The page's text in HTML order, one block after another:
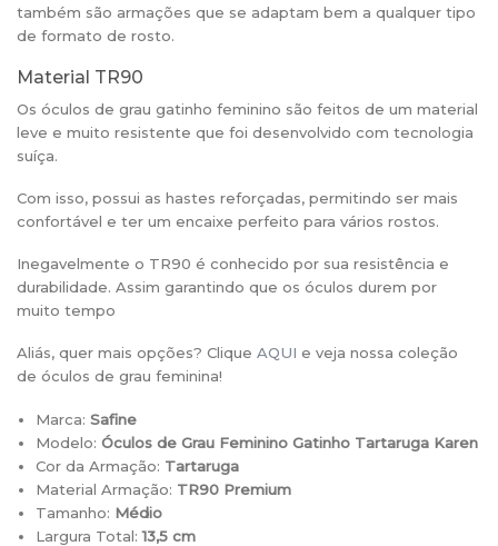
também são armações que se adaptam bem a qualquer tipo
de formato de rosto.
Material TR90
Os óculos de grau gatinho feminino são feitos de um material
leve e muito resistente que foi desenvolvido com tecnologia
suíça.
Com isso, possui as hastes reforçadas, permitindo ser mais
confortável e ter um encaixe perfeito para vários rostos.
Inegavelmente o TR90 é conhecido por sua resistência e
durabilidade. Assim garantindo que os óculos durem por
muito tempo
Aliás, quer mais opções? Clique AQUI e veja nossa coleção
de óculos de grau feminina!
Marca:Safine
Modelo:Óculos de Grau Feminino Gatinho Tartaruga Karen
Cor da Armação: Tartaruga
Material Armação: TR90 Premium
Tamanho: Médio
Largura Total:13,5 cm